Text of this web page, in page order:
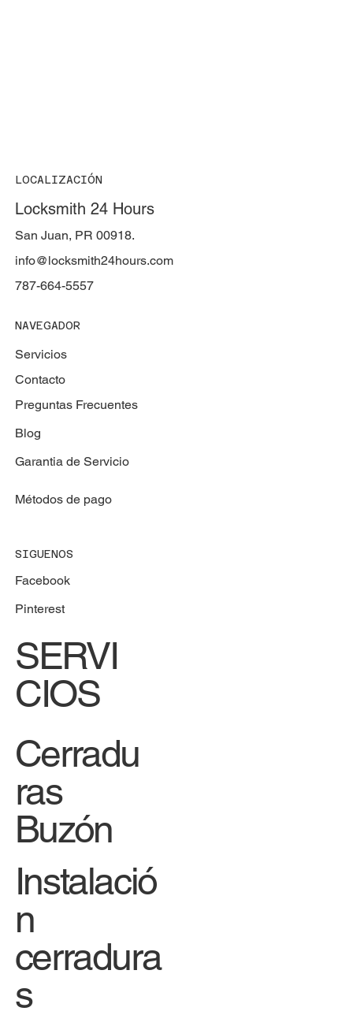
LOCALIZACIÓN
Locksmith 24 Hours
San Juan, PR 00918.
787-664-5557
info@locksmith24hours.com
NAVEGADOR
Servicios
Contacto
Preguntas Frecuentes
Blog
Garantia de Servicio
Métodos de pago
SIGUENOS
Facebook
Pinterest
SERVI
CIOS
Cerradu
ras
Buzón
Instalació
n
cerradura
s